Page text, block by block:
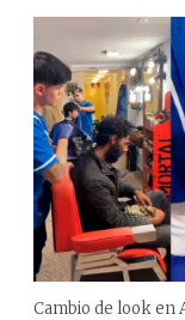
Cambio de look en